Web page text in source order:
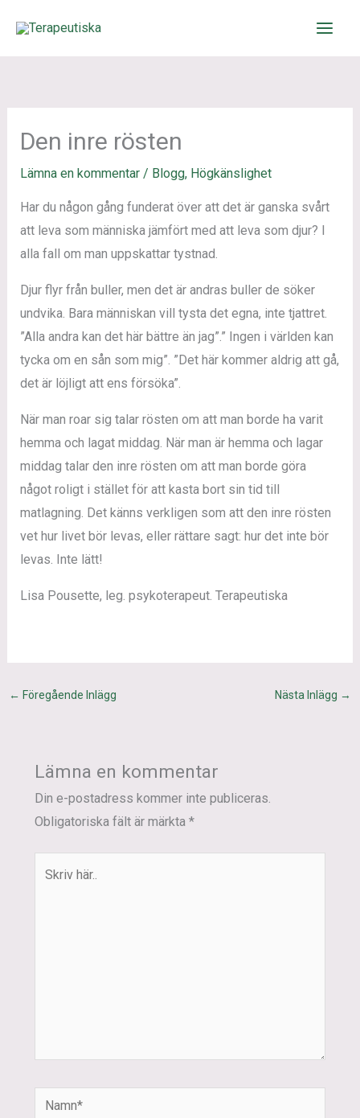
Den inre rösten
Lämna en kommentar / Blogg, Högkänslighet
Har du någon gång funderat över att det är ganska svårt
att leva som människa jämfört med att leva som djur? I
alla fall om man uppskattar tystnad.
Djur flyr från buller, men det är andras buller de söker
undvika. Bara människan vill tysta det egna, inte tjattret.
”Alla andra kan det här bättre än jag”.” Ingen i världen kan
tycka om en sån som mig”. ”Det här kommer aldrig att gå,
det är löjligt att ens försöka”.
När man roar sig talar rösten om att man borde ha varit
hemma och lagat middag. När man är hemma och lagar
middag talar den inre rösten om att man borde göra
något roligt i stället för att kasta bort sin tid till
matlagning. Det känns verkligen som att den inre rösten
vet hur livet bör levas, eller rättare sagt: hur det inte bör
levas. Inte lätt!
Lisa Pousette, leg. psykoterapeut. Terapeutiska
← Föregående Inlägg Nästa Inlägg →
Lämna en kommentar
Din e-postadress kommer inte publiceras.
Obligatoriska fält är märkta *
Namn*